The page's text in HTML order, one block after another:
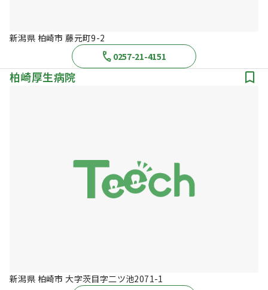
新潟県 柏崎市 藤元町9-2
0257-21-4151
柏崎厚生病院
新潟県 柏崎市 大字茨目字二ツ池2071-1